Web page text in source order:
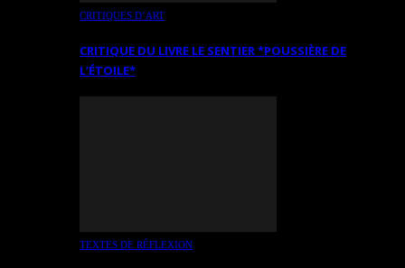
CRITIQUES D’ART
CRITIQUE DU LIVRE LE SENTIER *POUSSIÈRE DE
L’ÉTOILE*
TEXTES DE RÉFLEXION